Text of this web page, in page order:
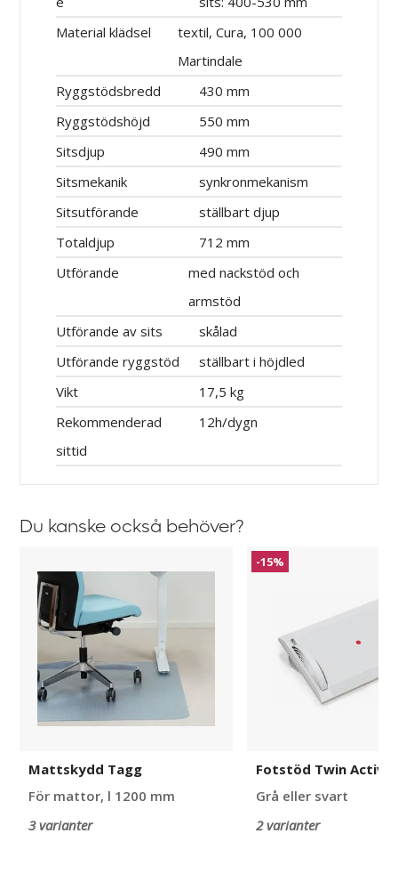
Material klädsel
textil, Cura, 100 000
Martindale
Ryggstödsbredd
430 mm
Ryggstödshöjd
550 mm
Sitsdjup
490 mm
Sitsmekanik
synkronmekanism
Sitsutförande
ställbart djup
Totaldjup
712 mm
Utförande
med nackstöd och
armstöd
Utförande av sits
skålad
Utförande ryggstöd
ställbart i höjdled
Vikt
17,5 kg
Rekommenderad
sittid
12h/dygn
Du kanske också behöver?
Tagg
Mattskydd Tagg
För mattor, l 1200 mm
3 varianter
Fotstöd
Twin
-15%
Fotstöd Twin Active
Grå eller svart
2 varianter